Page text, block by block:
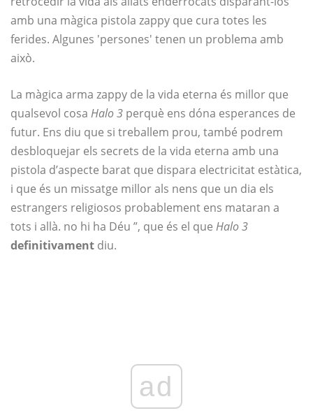
amb una màgica pistola zappy que cura totes les
ferides. Algunes 'persones' tenen un problema amb
això.
La màgica arma zappy de la vida eterna és millor que
qualsevol cosa Halo 3 perquè ens dóna esperances de
futur. Ens diu que si treballem prou, també podrem
desbloquejar els secrets de la vida eterna amb una
pistola d’aspecte barat que dispara electricitat estàtica,
i que és un missatge millor als nens que un dia els
estrangers religiosos probablement ens mataran a
tots i allà. no hi ha Déu ”, que és el que Halo 3
definitivament diu.
ad